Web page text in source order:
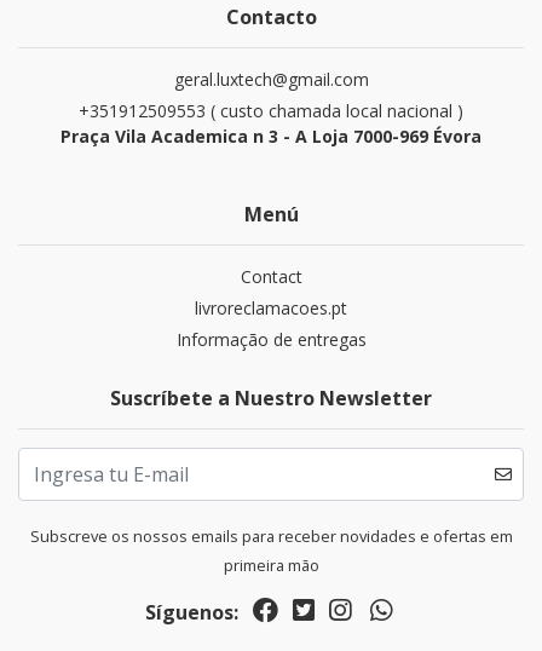
Contacto
geral.luxtech@gmail.com
+351912509553 ( custo chamada local nacional )
Praça Vila Academica n 3 - A Loja 7000-969 Évora
Menú
Contact
livroreclamacoes.pt
Informação de entregas
Suscríbete a Nuestro Newsletter
Subscreve os nossos emails para receber novidades e ofertas em
primeira mão
Síguenos: